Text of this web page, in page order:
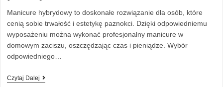
Manicure hybrydowy to doskonałe rozwiązanie dla osób, które
cenią sobie trwałość i estetykę paznokci. Dzięki odpowiedniemu
wyposażeniu można wykonać profesjonalny manicure w
domowym zaciszu, oszczędzając czas i pieniądze. Wybór
odpowiedniego…
Czytaj Dalej